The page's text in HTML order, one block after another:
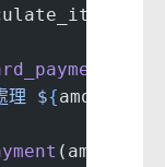
理 ${amount
(amount: